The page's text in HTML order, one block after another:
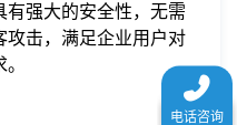
有强大的安全性，无需
攻击，满足企业用户对